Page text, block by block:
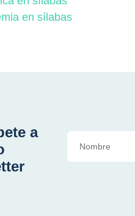
en sílabas
a